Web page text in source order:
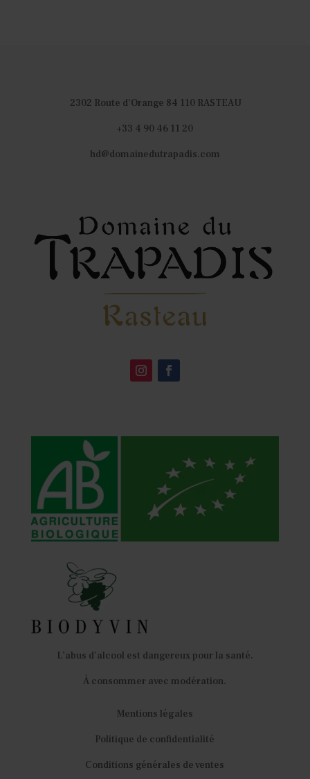
2302 Route d’Orange 84 110 RASTEAU
+33 4 90 46 11 20
hd@domainedutrapadis.com
L’abus d’alcool est dangereux pour la santé.
À consommer avec modération.
Mentions légales
Politique de confidentialité
Conditions générales de ventes